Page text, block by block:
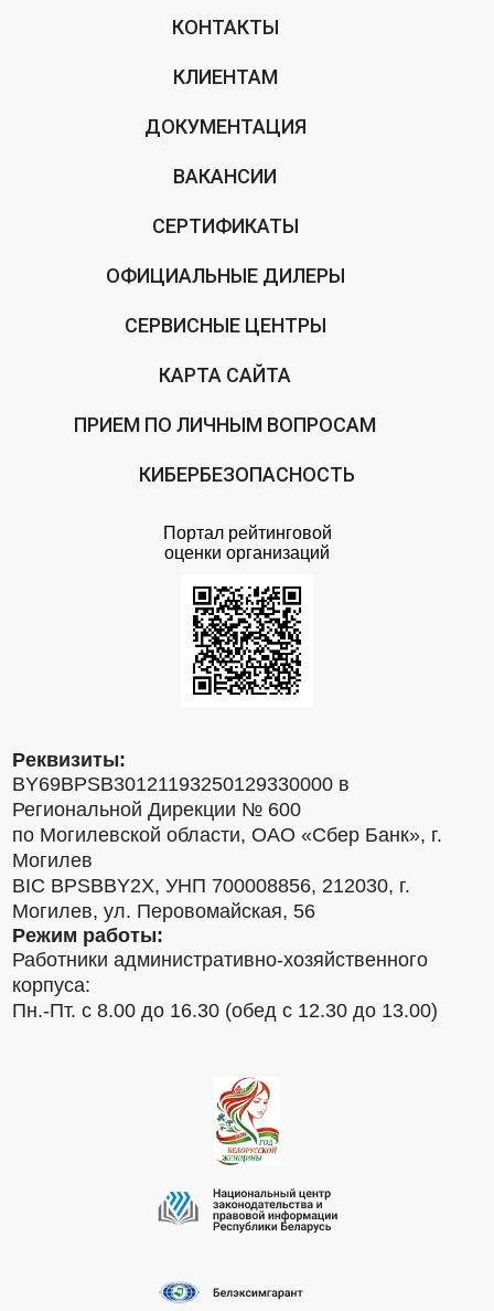
КОНТАКТЫ
КЛИЕНТАМ
ДОКУМЕНТАЦИЯ
ВАКАНСИИ
СЕРТИФИКАТЫ
ОФИЦИАЛЬНЫЕ ДИЛЕРЫ
СЕРВИСНЫЕ ЦЕНТРЫ
КАРТА САЙТА
ПРИЕМ ПО ЛИЧНЫМ ВОПРОСАМ
КИБЕРБЕЗОПАСНОСТЬ
Портал рейтинговой
оценки организаций
Реквизиты:
BY69BPSB30121193250129330000 в
Региональной Дирекции № 600
по Могилевской области, ОАО «Сбер Банк», г.
Могилев
BIC BPSBBY2X, УНП 700008856, 212030, г.
Могилев, ул. Перовомайская, 56
Режим работы:
Работники административно-хозяйственного
корпуса:
Пн.-Пт. с 8.00 до 16.30 (обед с 12.30 до 13.00)